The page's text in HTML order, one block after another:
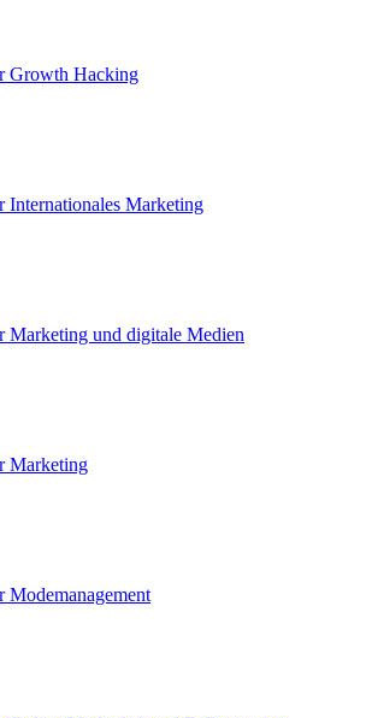
Growth Hacking
Internationales Marketing
Marketing und digitale Medien
Marketing
Modemanagement